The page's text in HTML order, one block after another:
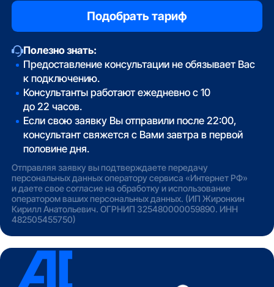
Полезно знать:
Предоставление консультации не обязывает Вас
к подключению.
Консультанты работают ежедневно с 10
до 22 часов.
Если свою заявку Вы отправили после 22:00,
консультант свяжется с Вами завтра в первой
половине дня.
Отправляя заявку вы подтверждаете передачу
персональных данных оператору сервиса «Интернет РФ»
и даете свое согласие на обработку и использование
оператором ваших персональных данных. (ИП Жиронкин
Кирилл Анатольевич. ОГРНИП 325480000059890. ИНН
482505455750)